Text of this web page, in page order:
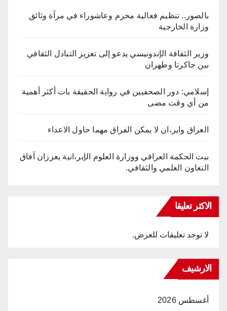
بالصور.. تنظيم فعالية محرم وعاشوراء في مرآة وثائق
وزارة الخارجية
وزير الثقافة الإندونيسي يدعو إلى تعزيز التبادل الثقافي
بين جاكرتا وطهران
إسلامي: دور الصحفيين في رواية الحقيقة بات أكثر أهمية
من أي وقت مضى
العراق واير،ان لا يمكن الفراق مهما حاول الاعداء
بيت الحكمة العراقي ووزارة العلوم الإير،انية يعززان آفاق
التعاون العلمي والثقافي.
الاكثر تعليقا
لا توجد تعليقات للعرض.
الارشيف
أغسطس 2026